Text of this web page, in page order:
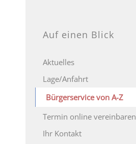
Auf einen Blick
Aktuelles
Lage/Anfahrt
Bürgerservice von A-Z
Termin online vereinbaren
Ihr Kontakt